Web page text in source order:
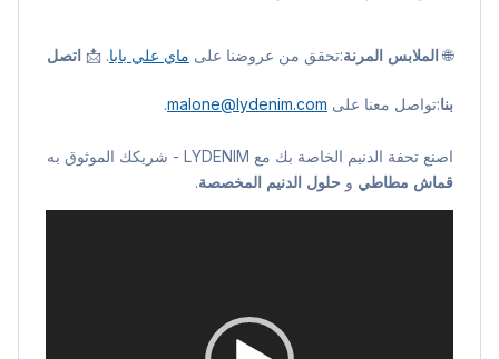
🌐 الملابس المرنة:تحقق من عروضنا على ماي علي بابا. 📩 اتصل
بنا:تواصل معنا على malone@lydenim.com
.
اصنع تحفة الدنيم الخاصة بك مع LYDENIM - شريكك الموثوق به
قماش مطاطي و حلول الدنيم المخصصة.